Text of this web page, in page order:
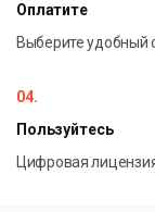
Оплатите
Выберите удобный
04.
Пользуйтесь
Цифровая